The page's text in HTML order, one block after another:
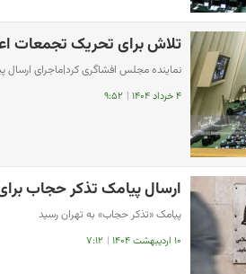
تلاش برای تحریک تجمعات
نماینده مجلس افشاگری کرد|ماجرای ارسال
۴ خرداد ۱۴۰۴ | ۹:۵۲
ارسال پیامک تذکر حجاب
پیامک «تذکر حجاب» به تهران رسید
۱۰ اردیبهشت ۱۴۰۴ | ۷:۱۲